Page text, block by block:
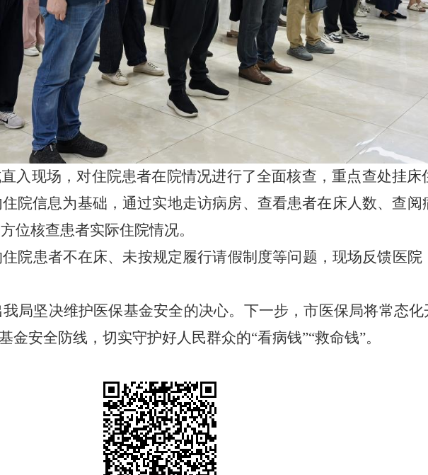
入现场，对住院患者在院情况进行了全面核查，重点查处挂
院信息为基础，通过实地走访病房、查看患者在床人数、查阅
位核查患者实际住院情况。
院患者不在床、未按规定履行请假制度等问题，现场反馈医院
局坚决维护医保基金安全的决心。下一步，市医保局将常态化
金安全防线，切实守护好人民群众的“看病钱”“救命钱”。